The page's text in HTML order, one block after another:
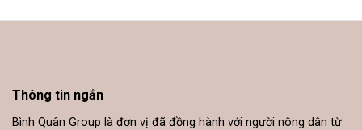
đến
đến
Thông tin ngắn
Bình Quân Group là đơn vị đã đồng hành với người nông dân từ